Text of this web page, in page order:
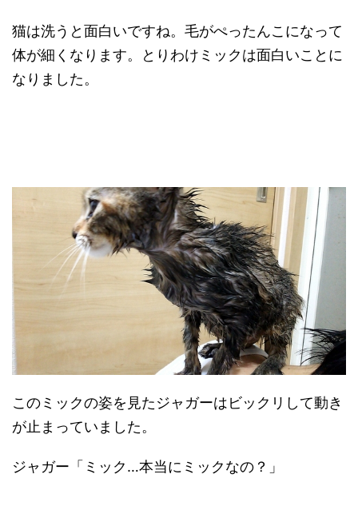
猫は洗うと面白いですね。毛がぺったんこになって
体が細くなります。とりわけミックは面白いことに
なりました。
このミックの姿を見たジャガーはビックリして動き
が止まっていました。
ジャガー「ミック…本当にミックなの？」